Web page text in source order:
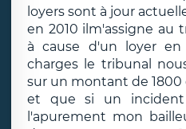
loyers sont à jour
en 2010 ilm'assigne au
à cause d'un loyer
charges le tribunal
sur un montant de 1800
et que si un
l'apurement mon